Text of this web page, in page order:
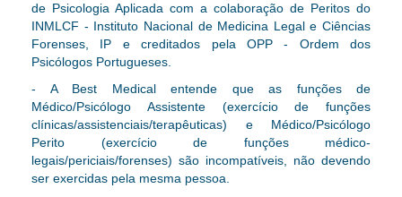
de Psicologia Aplicada com a colaboração de Peritos do
INMLCF - Instituto Nacional de Medicina Legal e Ciências
Forenses, IP e creditados pela OPP - Ordem dos
Psicólogos Portugueses.
- A Best Medical entende que as funções de
Médico/Psicólogo Assistente (exercício de funções
clínicas/assistenciais/terapêuticas) e Médico/Psicólogo
Perito (exercício de funções médico-
legais/periciais/forenses) são incompatíveis, não devendo
ser exercidas pela mesma pessoa.